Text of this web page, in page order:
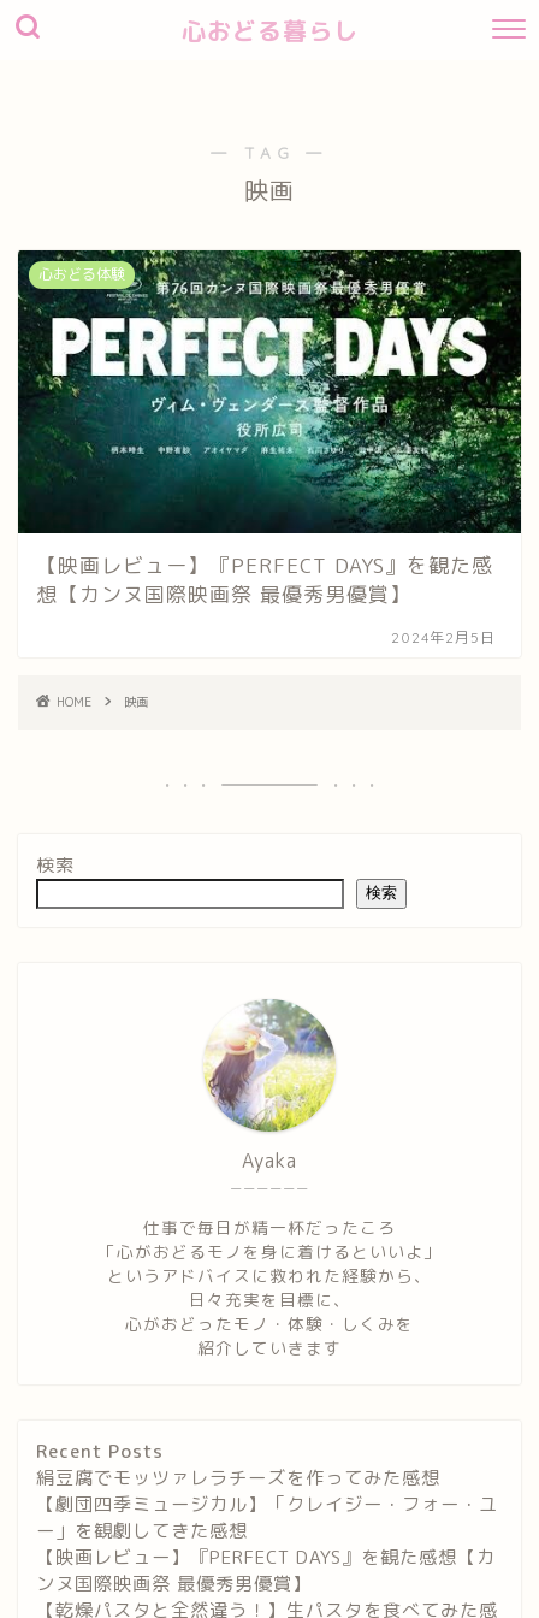
心おどる暮らし
― TAG ―
映画
心おどる体験
【映画レビュー】『PERFECT DAYS』を観た感
想【カンヌ国際映画祭 最優秀男優賞】
2024年2月5日
HOME 映画
検索
検索
ーーーーーー
Ayaka
仕事で毎日が精一杯だったころ
「心がおどるモノを身に着けるといいよ」
というアドバイスに救われた経験から、
日々充実を目標に、
心がおどったモノ・体験・しくみを
紹介していきます
Recent Posts
絹豆腐でモッツァレラチーズを作ってみた感想
【劇団四季ミュージカル】「クレイジー・フォー・ユ
ー」を観劇してきた感想
【映画レビュー】『PERFECT DAYS』を観た感想【カ
ンヌ国際映画祭 最優秀男優賞】
【乾燥パスタと全然違う！】生パスタを食べてみた感